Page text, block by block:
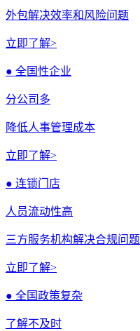
外包解决效率和风险问题
立即了解>
● 全国性企业
分公司多
降低人事管理成本
立即了解>
● 连锁门店
人员流动性高
三方服务机构解决合规问题
立即了解>
● 全国政策复杂
了解不及时